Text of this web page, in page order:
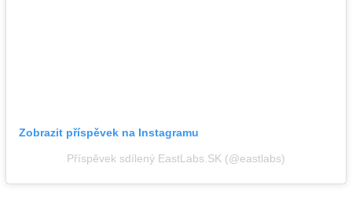
Zobrazit příspěvek na Instagramu
Příspěvek sdílený EastLabs.SK (@eastlabs)